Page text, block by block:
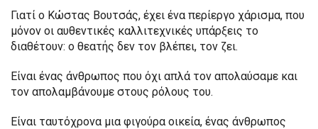
Γιατί ο Κώστας Βουτσάς, έχει ένα περίεργο χάρισμα, που
μόνον οι αυθεντικές καλλιτεχνικές υπάρξεις το
διαθέτουν: ο θεατής δεν τον βλέπει, τον ζει.
Είναι ένας άνθρωπος που όχι απλά τον απολαύσαμε και
τον απολαμβάνουμε στους ρόλους του.
Είναι ταυτόχρονα μια φιγούρα οικεία, ένας άνθρωπος